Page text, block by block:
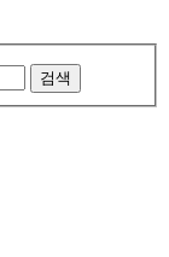
검색